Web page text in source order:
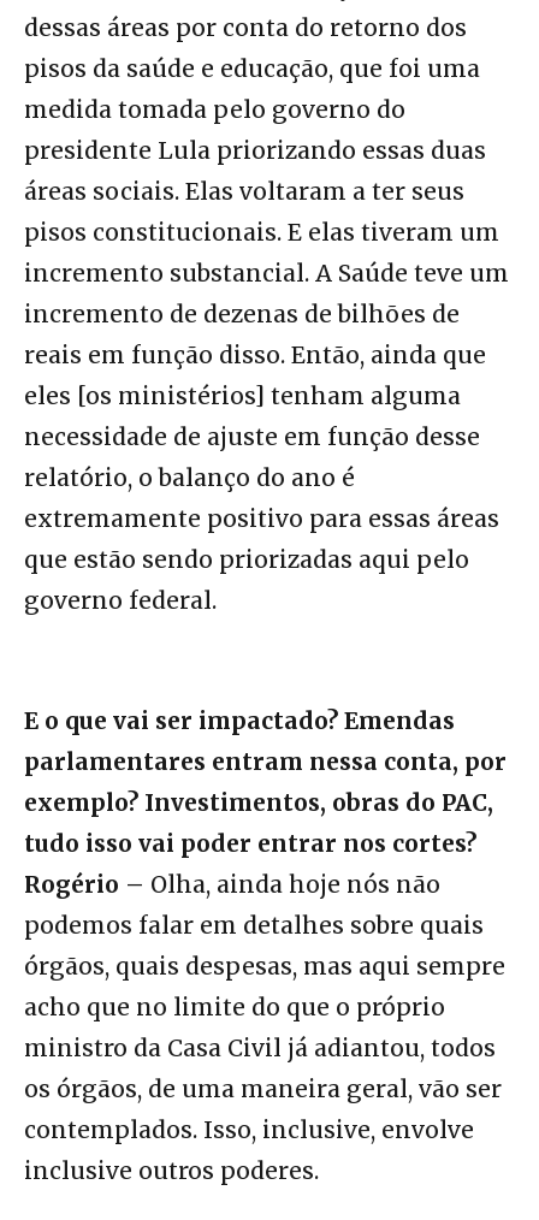
dessas áreas por conta do retorno dos
pisos da saúde e educação, que foi uma
medida tomada pelo governo do
presidente Lula priorizando essas duas
áreas sociais. Elas voltaram a ter seus
pisos constitucionais. E elas tiveram um
incremento substancial. A Saúde teve um
incremento de dezenas de bilhões de
reais em função disso. Então, ainda que
eles [os ministérios] tenham alguma
necessidade de ajuste em função desse
relatório, o balanço do ano é
extremamente positivo para essas áreas
que estão sendo priorizadas aqui pelo
governo federal.
E o que vai ser impactado? Emendas
parlamentares entram nessa conta, por
exemplo? Investimentos, obras do PAC,
tudo isso vai poder entrar nos cortes?
Rogério – Olha, ainda hoje nós não
podemos falar em detalhes sobre quais
órgãos, quais despesas, mas aqui sempre
acho que no limite do que o próprio
ministro da Casa Civil já adiantou, todos
os órgãos, de uma maneira geral, vão ser
contemplados. Isso, inclusive, envolve
inclusive outros poderes.